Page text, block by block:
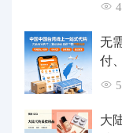
无
付
大